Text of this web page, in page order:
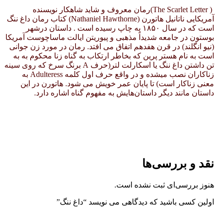
( The Scarlet Letter)رمان معروف و شاید شاهکار نویسنده
آمریکایی ناتانیل هاتورن (Nathaniel Hawthorne) کتاب رمان
داغ ننگ
است که در سال ۱۸۵۰ به چاپ رسیده است . داستان درشهر
بوستون در جامعه شدیداً مذهبی و پیوریتن ایالت ماساچوست آمریکا
(نیو انگلند) در قرن هفدهم اتفاق می افتد. رمان در مورد زن جوانی
است به نام هستر پرین که بخاطر ارتکاب به گناه زنا محکوم به به
تن داشتن داغ ننگ یا اسکارلت لتر(حرف A برنگ سرخ که روی سینه
زناکاران نصب میشده و در واقع حرف اول کلمه Adulteress به
معنی زناکار است) تا پایان عمر خویش می شود. هاتورن در این
داستان مانند دیگر داستان‌هایش به مفهوم گناه اشاره دارد.
نقد و بررسی‌ها
هنوز بررسی‌ای ثبت نشده است.
اولین کسی باشید که دیدگاهی می نویسد “داغ ننگ”